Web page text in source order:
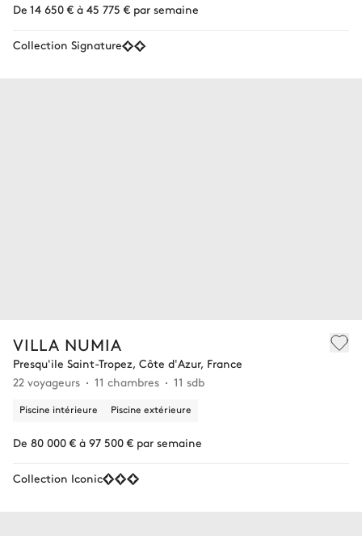
De 14 650 € à 45 775 € par semaine
Collection Signature
VILLA NUMIA
Presqu'ile Saint-Tropez, Côte d'Azur, France
22 voyageurs
11 chambres 11 sdb
Piscine intérieure Piscine extérieure
De 80 000 € à 97 500 € par semaine
Collection Iconic